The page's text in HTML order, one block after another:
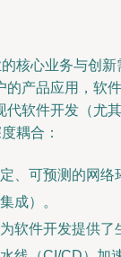
核心业务与创新
的产品应用，软件
代软件开发（尤其
耦合：
、可预测的网络
成）。
软件开发提供了